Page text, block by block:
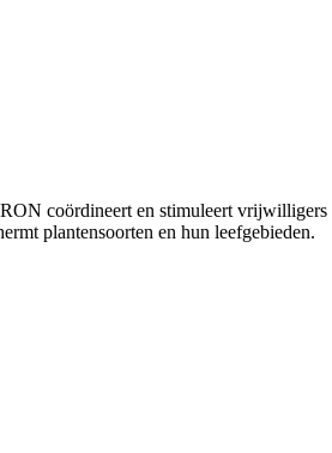
coördineert en stimuleert
plantensoorten en hun leefgebieden.